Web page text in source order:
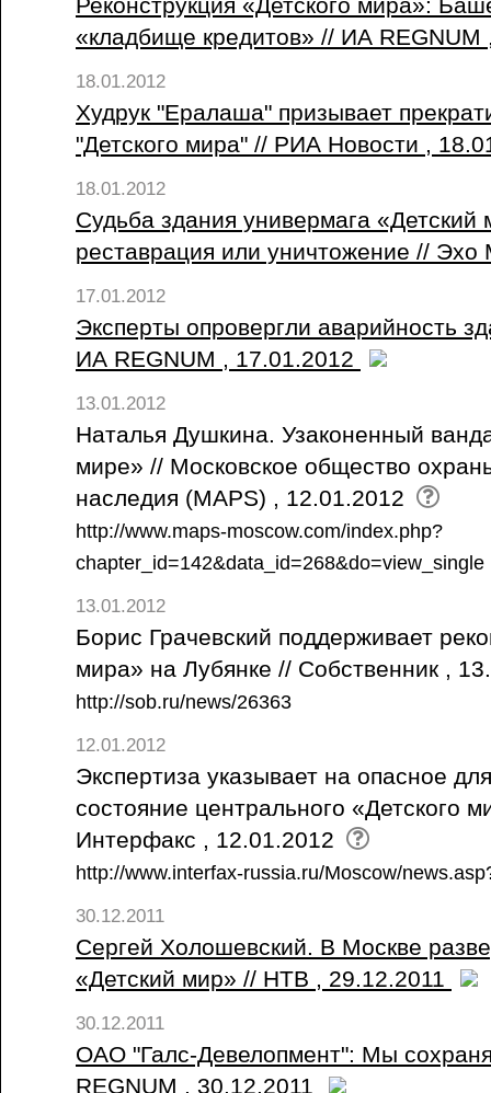
Реконструкция «Детского мира»:
«кладбище кредитов» // ИА
18.01.2012
Худрук "Ералаша" призывает
"Детского мира" // РИА Новости ,
18.01.2012
Судьба здания универмага «Детский
реставрация или уничтожение //
17.01.2012
Эксперты опровергли аварийность
ИА REGNUM , 17.01.2012
13.01.2012
Наталья Душкина. Узаконенный
мире» // Московское общество
наследия (MAPS) , 12.01.2012
http://www.maps-moscow.com/index.php?
chapter_id=142&data_id=268&do=view_single
13.01.2012
Борис Грачевский поддерживает
мира» на Лубянке // Собственник ,
http://sob.ru/news/26363
12.01.2012
Экспертиза указывает на опасное
состояние центрального «Детского
Интерфакс , 12.01.2012
http://www.interfax-russia.ru/Moscow/
30.12.2011
Сергей Холошевский. В Москве
«Детский мир» // НТВ , 29.12.2011
30.12.2011
ОАО "Галс-Девелопмент": Мы
REGNUM , 30.12.2011